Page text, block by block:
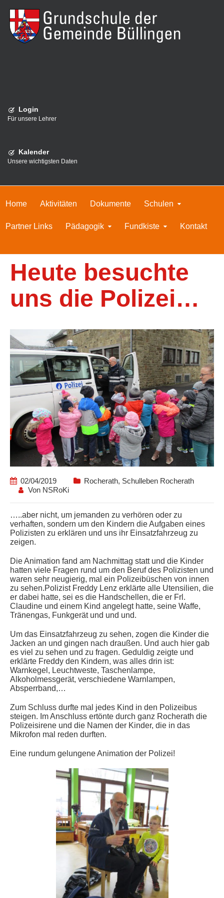
Login
Für unsere Lehrer
Kalender
Unsere wichtigsten Daten
Home Aktivitäten Dokumente Schulen
Partner Links Pädagogik Fundkiste Kontakt
Heute besuchte
uns die Polizei…
02/04/2019 Rocherath, Schulleben Rocherath
Von NSRoKi
…..aber nicht, um jemanden zu verhören oder zu
verhaften, sondern um den Kindern die Aufgaben eines
Polizisten zu erklären und uns ihr Einsatzfahrzeug zu
zeigen.
Die Animation fand am Nachmittag statt und die Kinder
hatten viele Fragen rund um den Beruf des Polizisten und
waren sehr neugierig, mal ein Polizeibüschen von innen
zu sehen.Polizist Freddy Lenz erklärte alle Utensilien, die
er dabei hatte, sei es die Handschellen, die er Frl.
Claudine und einem Kind angelegt hatte, seine Waffe,
Tränengas, Funkgerät und und und.
Um das Einsatzfahrzeug zu sehen, zogen die Kinder die
Jacken an und gingen nach draußen. Und auch hier gab
es viel zu sehen und zu fragen. Geduldig zeigte und
erklärte Freddy den Kindern, was alles drin ist:
Warnkegel, Leuchtweste, Taschenlampe,
Alkoholmessgerät, verschiedene Warnlampen,
Absperrband,…
Zum Schluss durfte mal jedes Kind in den Polizeibus
steigen. Im Anschluss ertönte durch ganz Rocherath die
Polizeisirene und die Namen der Kinder, die in das
Mikrofon mal reden durften.
Eine rundum gelungene Animation der Polizei!